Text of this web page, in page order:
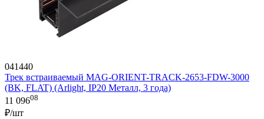
041440
Трек встраиваемый MAG-ORIENT-TRACK-2653-FDW-3000
(BK, FLAT) (Arlight, IP20 Металл, 3 года)
11 09608
₽/шт